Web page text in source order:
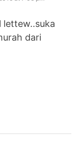
lettew..suka
dari